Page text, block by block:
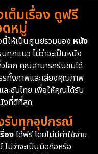
4
95
16
61
1981
ต็มเรื่อง ดูฟรี
หมู่
ให้เป็นศูนย์รวมของ หนัง
ทุกแนว ไม่ว่าจะเป็นหนัง
โลก คุณสามารถรับชมได้
ทั้งภาพและเสียงคุณภาพ
ะซับไทย เพื่อให้คุณได้รับ
งที่ดีที่สุด
รับทุกอุปกรณ์
องได้ฟรี โดยไม่มีค่าใช้จ่าย
ม่ว่าจะเป็นมือถือหรือ